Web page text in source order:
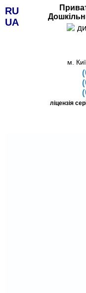
RU
UA
м.
ліцензія